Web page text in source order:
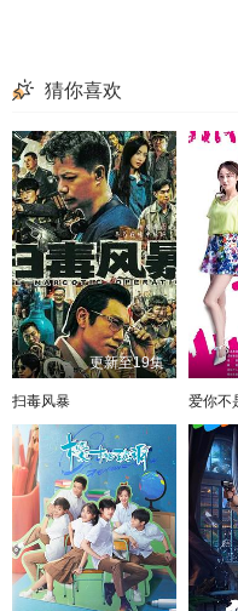
猜你喜欢
更新至19集
扫毒风暴 爱你不